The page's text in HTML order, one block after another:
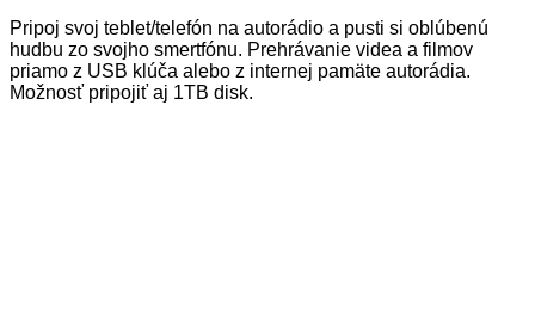
Pripoj svoj teblet/telefón na autorádio a pusti si oblúbenú
hudbu zo svojho smertfónu. Prehrávanie videa a filmov
priamo z USB klúča alebo z internej pamäte autorádia.
Možnosť pripojiť aj 1TB disk.